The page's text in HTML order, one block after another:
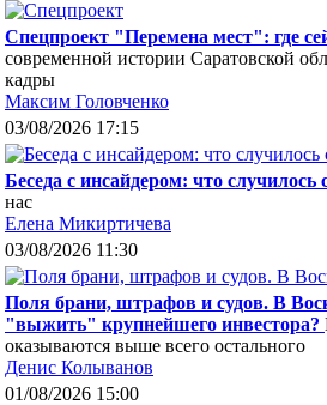
Спецпроект "Перемена мест": где
современной истории Саратовской
кадры
Максим Головченко
03/08/2026 17:15
Беседа с инсайдером: что
нас
Елена Микиртичева
03/08/2026 11:30
Поля брани, штрафов и судов. В
"выжить" крупнейшего инвестора?
оказываются выше всего остального
Денис Колыванов
01/08/2026 15:00